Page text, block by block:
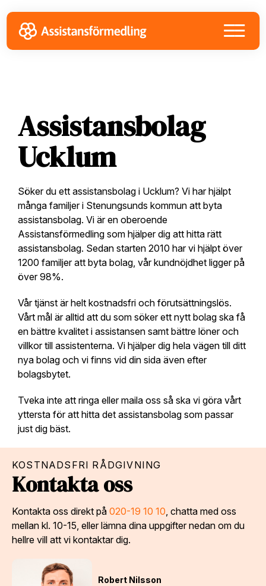
to
primary
navigation
to
main
content
to
footer
Assistansbolag
Ucklum
Söker du ett assistansbolag i Ucklum? Vi har hjälpt
många familjer i Stenungsunds kommun att byta
assistansbolag. Vi är en oberoende
Assistansförmedling som hjälper dig att hitta rätt
assistansbolag. Sedan starten 2010 har vi hjälpt över
1200 familjer att byta bolag, vår kundnöjdhet ligger på
över 98%.
Vår tjänst är helt kostnadsfri och förutsättningslös.
Vårt mål är alltid att du som söker ett nytt bolag ska få
en bättre kvalitet i assistansen samt bättre löner och
villkor till assistenterna. Vi hjälper dig hela vägen till ditt
nya bolag och vi finns vid din sida även efter
bolagsbytet.
Tveka inte att ringa eller maila oss så ska vi göra vårt
yttersta för att hitta det assistansbolag som passar
just dig bäst.
KOSTNADSFRI RÅDGIVNING
Kontakta oss
Kontakta oss direkt på 020-19 10 10 , chatta med oss
mellan kl. 10-15, eller lämna dina uppgifter nedan om du
hellre vill att vi kontaktar dig.
Robert Nilsson